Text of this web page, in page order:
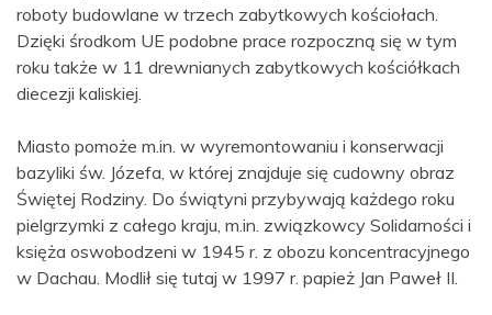
roboty budowlane w trzech zabytkowych kościołach.
Dzięki środkom UE podobne prace rozpoczną się w tym
roku także w 11 drewnianych zabytkowych kościółkach
diecezji kaliskiej.
Miasto pomoże m.in. w wyremontowaniu i konserwacji
bazyliki św. Józefa, w której znajduje się cudowny obraz
Świętej Rodziny. Do świątyni przybywają każdego roku
pielgrzymki z całego kraju, m.in. związkowcy Solidarności i
księża oswobodzeni w 1945 r. z obozu koncentracyjnego
w Dachau. Modlił się tutaj w 1997 r. papież Jan Paweł II.